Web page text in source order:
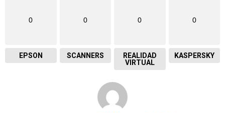
0
EPSON
0
SCANNERS
0
REALIDAD
VIRTUAL
0
KASPERSKY